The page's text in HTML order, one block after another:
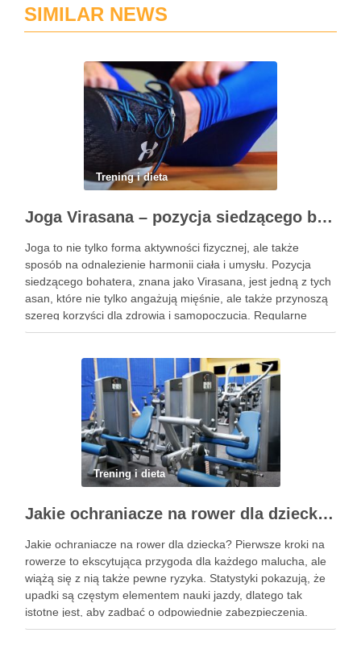
SIMILAR NEWS
Trening i dieta
Joga Virasana – pozycja siedzącego bohatera i jej korzyści
Joga to nie tylko forma aktywności fizycznej, ale także
sposób na odnalezienie harmonii ciała i umysłu. Pozycja
siedzącego bohatera, znana jako Virasana, jest jedną z tych
asan, które nie tylko angażują mięśnie, ale także przynoszą
szereg korzyści dla zdrowia i samopoczucia. Regularne
praktykowanie tej pozycji może poprawić elastyczność
Trening i dieta
Jakie ochraniacze na rower dla dziecka wybrać? Praktyczny poradnik
Jakie ochraniacze na rower dla dziecka? Pierwsze kroki na
rowerze to ekscytująca przygoda dla każdego malucha, ale
wiążą się z nią także pewne ryzyka. Statystyki pokazują, że
upadki są częstym elementem nauki jazdy, dlatego tak
istotne jest, aby zadbać o odpowiednie zabezpieczenia.
Ochraniacze na rower dla dzieci stanowią kluczowy element